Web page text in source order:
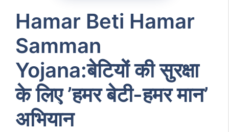
Hamar Beti Hamar
Samman
Yojana:बेटियों की सुरक्षा
के लिए ’हमर बेटी-हमर मान’
अभियान